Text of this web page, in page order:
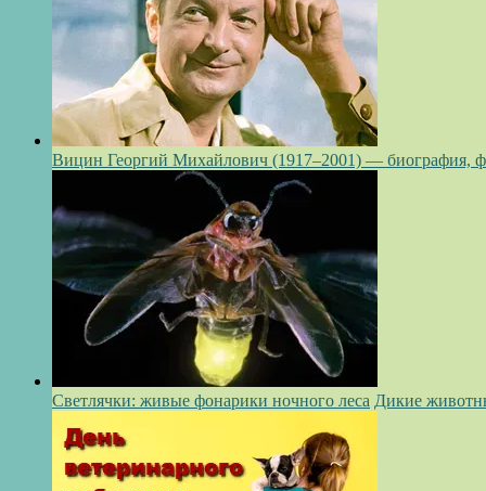
Вицин Георгий Михайлович (1917–2001) — биография,
Светлячки: живые фонарики ночного леса Дикие